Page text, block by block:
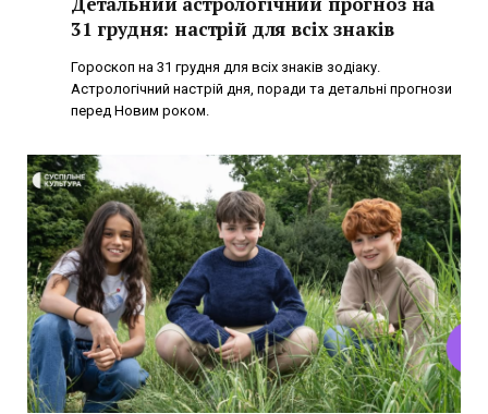
31 грудня: настрій для всіх знаків
Гороскоп на 31 грудня для всіх знаків зодіаку.
Астрологічний настрій дня, поради та детальні прогнози
перед Новим роком.